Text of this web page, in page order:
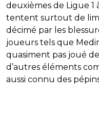
deuxièmes de Ligue
tentent surtout de
décimé par les
joueurs tels que
quasiment pas joué
d’autres éléments
aussi connu des